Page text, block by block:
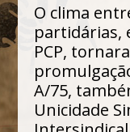
O clima
partidárias,
PCP,
A/75,
Unicidade